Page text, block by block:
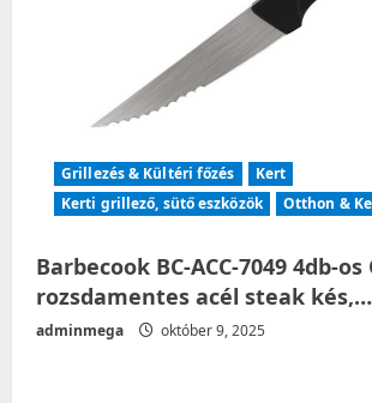
Grillezés & Kültéri főzés
Kert
Kerti grillező, sütő eszközök
Otthon &
Barbecook BC-ACC-7049 4db-os
rozsdamentes acél steak kés,…
adminmega október 9, 2025